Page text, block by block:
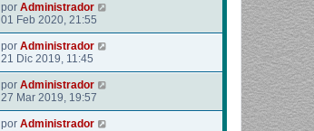
por Administrador
01 Feb 2020, 21:55
por Administrador
21 Dic 2019, 11:45
por Administrador
27 Mar 2019, 19:57
por Administrador